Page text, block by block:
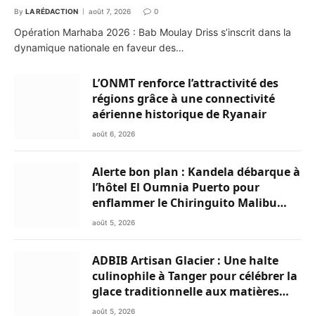
By LA RÉDACTION août 7, 2026 0
Opération Marhaba 2026 : Bab Moulay Driss s’inscrit dans la
dynamique nationale en faveur des…
L’ONMT renforce l’attractivité des
régions grâce à une connectivité
aérienne historique de Ryanair
août 6, 2026
Alerte bon plan : Kandela débarque à
l’hôtel El Oumnia Puerto pour
enflammer le Chiringuito Malibu
Club
août 5, 2026
ADBIB Artisan Glacier : Une halte
culinophile à Tanger pour célébrer la
glace traditionnelle aux matières
premières de choix
août 5, 2026